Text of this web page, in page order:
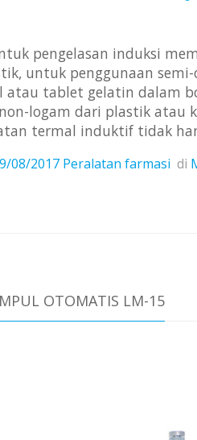
pengelasan induksi
untuk penggunaan
atau tablet gelatin dalam
logam dari plastik atau
termal induktif tidak
08/2017 Peralatan farmasi di
OTOMATIS LM-15